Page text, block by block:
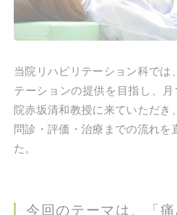
当院リハビリテーション科では
テーションの提供を目指し、
院赤坂清和教授に来ていただき
問診・評価・治療までの流れを
た。
今回のテーマは、「